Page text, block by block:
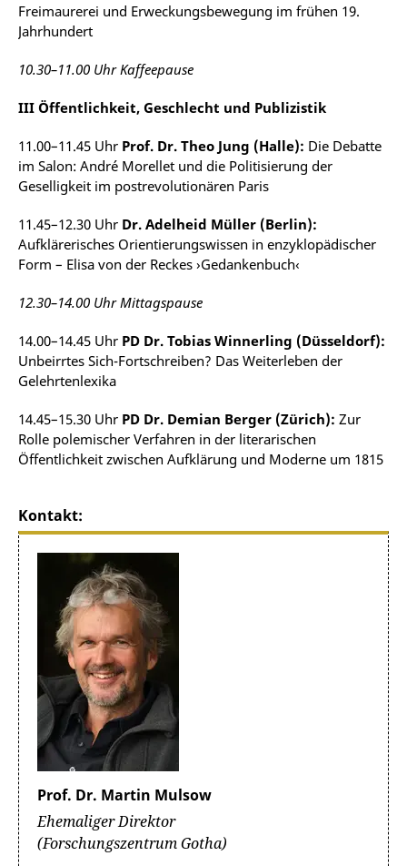
Freimaurerei und Erweckungsbewegung im frühen 19.
Jahrhundert
10.30–11.00 Uhr Kaffeepause
III Öffentlichkeit, Geschlecht und Publizistik
11.00–11.45 Uhr Prof. Dr. Theo Jung (Halle): Die Debatte
im Salon: André Morellet und die Politisierung der
Geselligkeit im postrevolutionären Paris
11.45–12.30 Uhr Dr. Adelheid Müller (Berlin):
Aufklärerisches Orientierungswissen in enzyklopädischer
Form – Elisa von der Reckes ›Gedankenbuch‹
12.30–14.00 Uhr Mittagspause
14.00–14.45 Uhr PD Dr. Tobias Winnerling (Düsseldorf):
Unbeirrtes Sich-Fortschreiben? Das Weiterleben der
Gelehrtenlexika
14.45–15.30 Uhr PD Dr. Demian Berger (Zürich): Zur
Rolle polemischer Verfahren in der literarischen
Öffentlichkeit zwischen Aufklärung und Moderne um 1815
Kontakt:
Prof. Dr. Martin Mulsow
Ehemaliger Direktor
(Forschungszentrum Gotha)